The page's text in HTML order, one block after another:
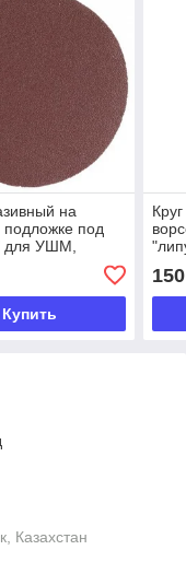
на
подложке под
для УШМ,
Matrix
Купить
150
Казахстан